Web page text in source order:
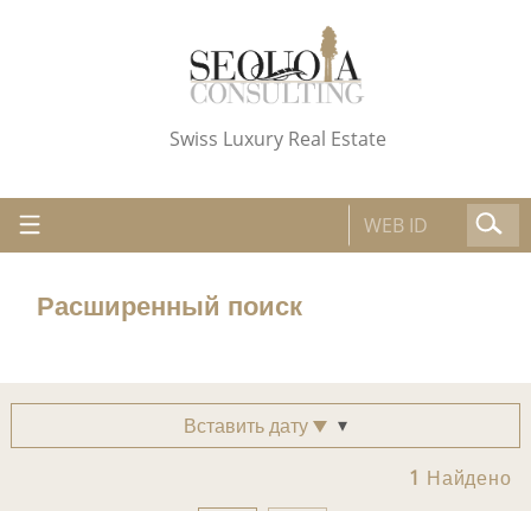
Swiss Luxury Real Estate
Расширенный поиск
Вставить дату
1 Найдено